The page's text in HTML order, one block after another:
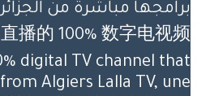
播的 100% 数字电视频
digital TV channel that
Algiers Lalla TV, une